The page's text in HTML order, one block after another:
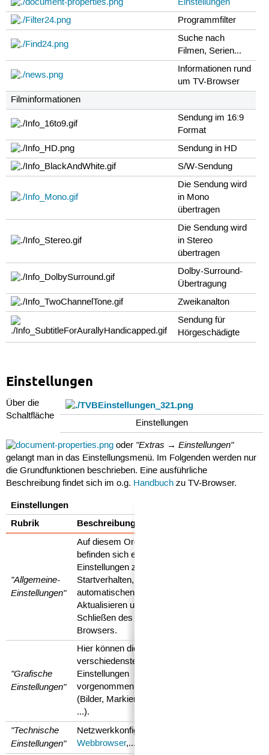
Einstellungen
Programmfilter
Suche nach
Filmen, Serien...
Informationen rund
um TV-Browser
Filminformationen
Sendung im 16:9
Format
Sendung in HD
S/W-Sendung
Die Sendung wird
in Mono
übertragen
Die Sendung wird
in Stereo
übertragen
Dolby-Surround-
Übertragung
Zweikanalton
Sendung für
Hörgeschädigte
Einstellungen
Einstellungen
Über die
Schaltfläche
oder "Extras → Einstellungen"
gelangt man in das Einstellungsmenü. Im Folgenden werden nur
die Grundfunktionen beschrieben. Eine ausführliche
Beschreibung findet sich im o.g. Handbuchzu TV-Browser.
Einstellungen
Rubrik
Beschreibung
"Allgemeine-
Einstellungen"
Auf diesem Ordner
befinden sich einige
Einstellungen zum
Startverhalten,
automatischen
Aktualisieren und
Schließen des TV-
Browsers.
"Grafische
Einstellungen"
Hier können die
verschiedensten
Einstellungen
vorgenommen werden
(Bilder, Markierungen,
...).
"Technische
Einstellungen"
Netzwerkkonfiguration,
Webbrowser,...